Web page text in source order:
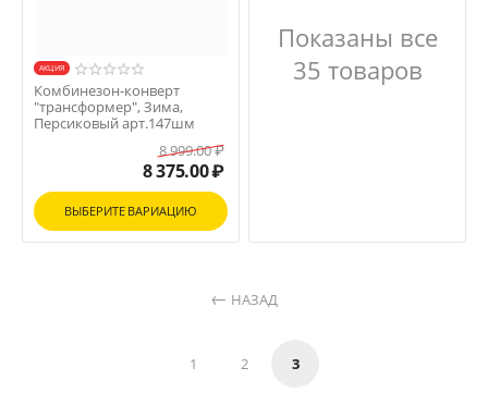
AКЦИЯ
Комбинезон-конверт
"трансформер", Зима,
Персиковый арт.147шм
8 999.00₽
8 375.00₽
ВЫБЕРИТЕ ВАРИАЦИЮ
Показаны все
35 товаров
НАЗАД
1 2 3